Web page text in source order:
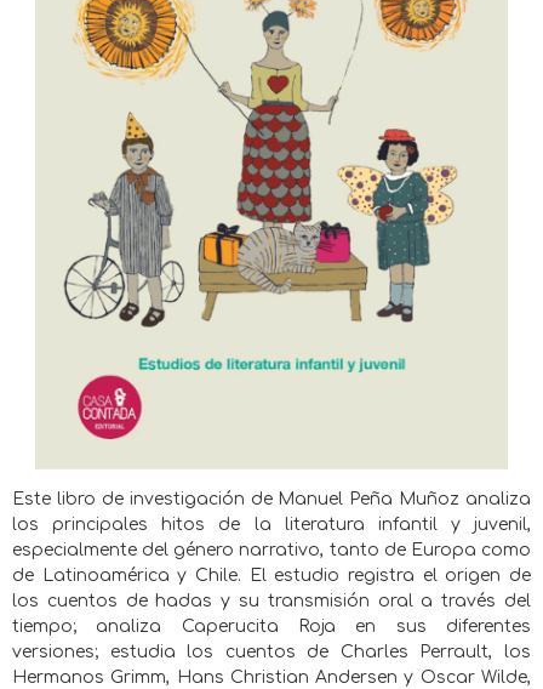
Este libro de investigación de Manuel Peña Muñoz analiza
los principales hitos de la literatura infantil y juvenil,
especialmente del género narrativo, tanto de Europa como
de Latinoamérica y Chile. El estudio registra el origen de
los cuentos de hadas y su transmisión oral a través del
tiempo; analiza Caperucita Roja en sus diferentes
versiones; estudia los cuentos de Charles Perrault, los
Hermanos Grimm, Hans Christian Andersen y Oscar Wilde,